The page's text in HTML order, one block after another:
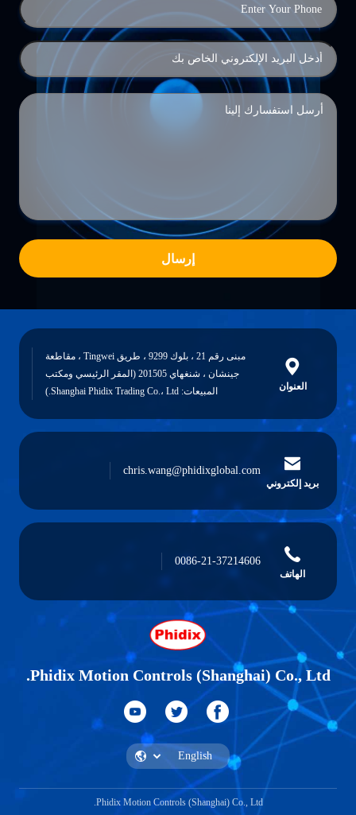
إرسال
العنوان
مبنى رقم 21 ، بلوك 9299 ، طريق Tingwei ، مقاطعة
جينشان ، شنغهاي 201505 (المقر الرئيسي ومكتب
المبيعات: Shanghai Phidix Trading Co.، Ltd.)
بريد إلكتروني
chris.wang@phidixglobal.com
الهاتف
0086-21-37214606
Phidix Motion Controls (Shanghai) Co., Ltd.
Phidix Motion Controls (Shanghai) Co., Ltd.